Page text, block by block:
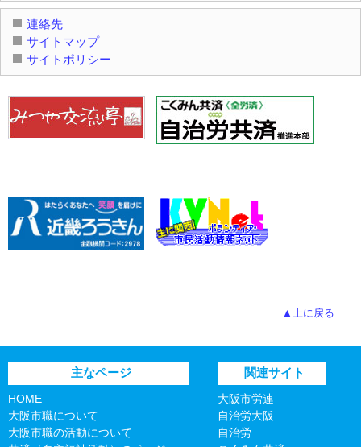
連絡先
サイトマップ
サイトポリシー
▲上に戻る
主なページ
HOME
大阪市職について
大阪市職の活動について
関連サイト
大阪市労連
自治労大阪
自治労